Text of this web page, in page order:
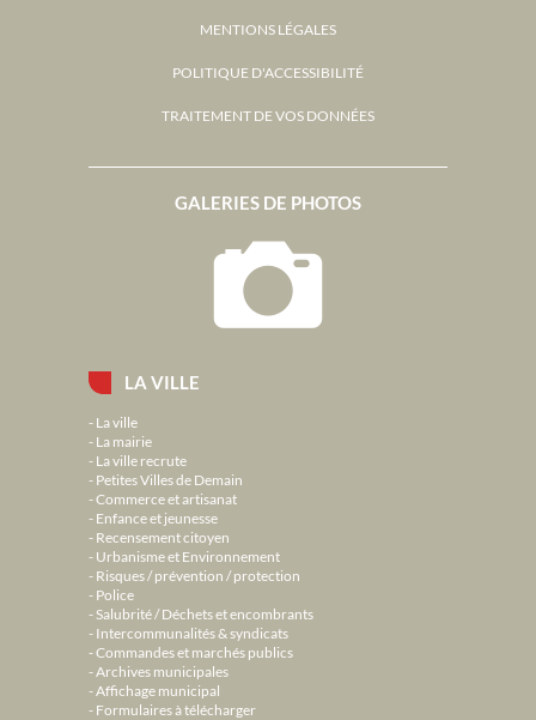
LA VILLE
La ville
La mairie
La ville recrute
Petites Villes de Demain
Commerce et artisanat
Enfance et jeunesse
Recensement citoyen
Urbanisme et Environnement
Risques / prévention / protection
Police
Salubrité / Déchets et encombrants
Intercommunalités & syndicats
Commandes et marchés publics
Archives municipales
Affichage municipal
Formulaires à télécharger
GALERIES DE PHOTOS
MENTIONS LÉGALES
POLITIQUE D'ACCESSIBILITÉ
TRAITEMENT DE VOS DONNÉES